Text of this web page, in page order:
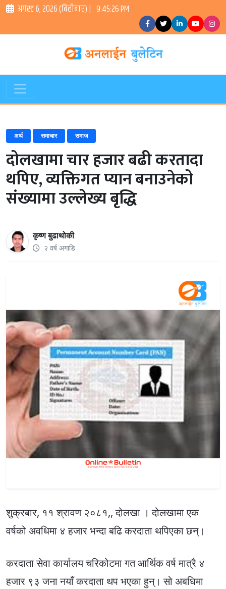
अगस्ट ६, २०२६ (बिहीबार) | 9:45:27 PM
अर्थ समाचार समाज
दोलखामा चार हजार बढी करतादा
थपिए, व्यक्तिगत प्यान बनाउनेको
संख्यामा उल्लेख्य बृद्धि
कृष्ण बुढाथोकी
२ वर्ष अगाडि
शुक्रबार, ११ श्रावण २०८१,, दोलखा । दोलखामा एक
वर्षको अवधिमा ४ हजार भन्दा बढि करदाता थपिएका छन्।
करदाता सेवा कार्यालय चरिकोटमा गत आर्थिक वर्ष मात्रै ४
हजार ९३ जना नयाँ करदाता थप भएका हुन्। सो अबधिमा